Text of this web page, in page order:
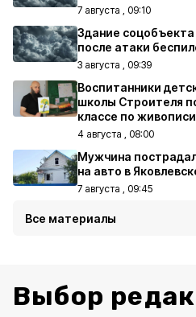
7 августа , 09:10
Здание соцобъекта
после атаки
3 августа , 09:39
Воспитанники
школы Строителя
классе по живописи
4 августа , 08:00
Мужчина
на авто в
7 августа , 09:45
Все материалы
Выбор